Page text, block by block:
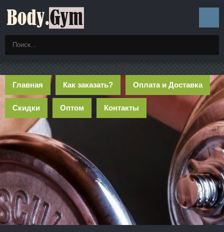
Главная Как заказать? Оплата и Доставка
Скидки Оптом Контакты